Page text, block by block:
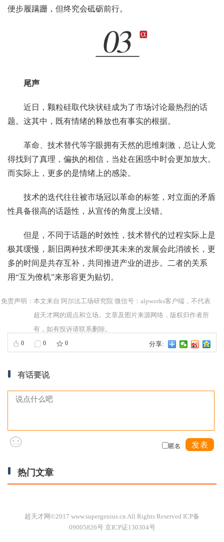
便步履蹒跚，但终究会砥砺前行。
尾声
近日，颗粒硅取代块状硅成为了市场讨论最热烈的话
题。这其中，既有情绪的释放也有事实的根据。
革命、技术替代等字眼拥有天然的思维刺激，总让人觉
得找到了真理，偏执的相信，当处在困惑中时会更加放大。
而实际上，更多的是情绪上的感染。
技术的迭代往往被市场冠以革命的标签，对立面的矛盾
性具备很高的话题性，从宣传的角度上没错。
但是，不同于话题的时效性，技术替代的过程实际上是
极其缓慢，新旧两种技术即便其未来的发展会此消彼长，更
多的时间是共存互补，共同推进产业的进步。二者的关系
用“互为僚机”来形容更为贴切。
免责声明：本文来自 阿尔法工场研究院 微信号：alpworks客户端，不代表
超天才网的观点和立场。文章及图片来源网络，版权归作者所
有，如有投诉请联系删除。
0 0 0 分享:
有话要说
发表
匿名
热门文章
超天才网©2017 www.supergenius.cn All Rights Reserved ICP备
09005826号 京ICP证130304号